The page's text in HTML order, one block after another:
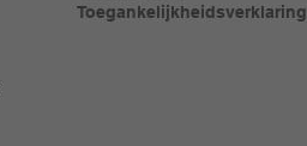
Toegankelijkheidsverklaring